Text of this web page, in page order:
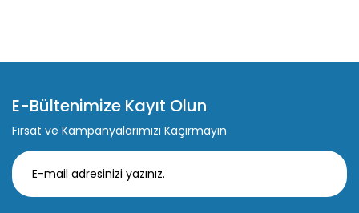
E-Bültenimize Kayıt Olun
Fırsat ve Kampanyalarımızı Kaçırmayın